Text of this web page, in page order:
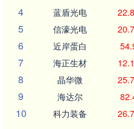
4 蓝盾光电
5 信濠光电
6 近岸蛋白
7 海正生材
8 晶华微
9 海达尔
10 科力装备